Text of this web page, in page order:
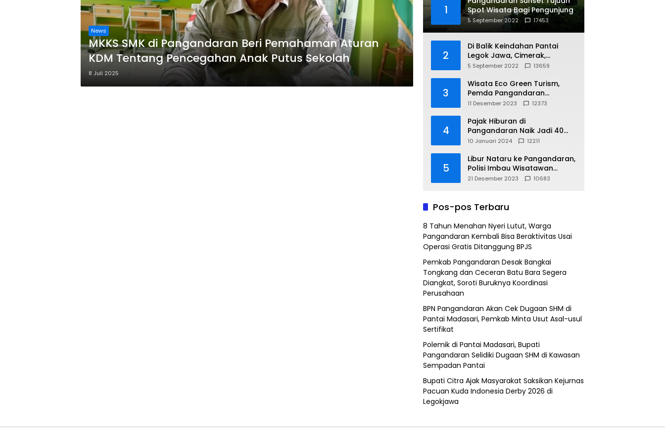
News
MKKS SMK di Pangandaran Beri Pemahaman Aturan
KDM Tentang Pencegahan Anak Putus Sekolah
8 Juli 2025
1
Spot Wisata Bagi Pengunjung
5 September 2022 17453
2
Di Balik Keindahan Pantai
Legok Jawa, Cimerak,
Pangandaran
5 September 2022 13659
3
Wisata Eco Green Turism,
Pemda Pangandaran
Gandeng PLN
11 Desember 2023 12373
4
Pajak Hiburan di
Pangandaran Naik Jadi 40
Persen
10 Januari 2024 12211
5
Libur Nataru ke Pangandaran,
Polisi Imbau Wisatawan
Gunakan Jalur Arteri
21 Desember 2023 10683
Pos-pos Terbaru
8 Tahun Menahan Nyeri Lutut, Warga
Pangandaran Kembali Bisa Beraktivitas Usai
Operasi Gratis Ditanggung BPJS
Pemkab Pangandaran Desak Bangkai
Tongkang dan Ceceran Batu Bara Segera
Diangkat, Soroti Buruknya Koordinasi
Perusahaan
BPN Pangandaran Akan Cek Dugaan SHM di
Pantai Madasari, Pemkab Minta Usut Asal-usul
Sertifikat
Polemik di Pantai Madasari, Bupati
Pangandaran Selidiki Dugaan SHM di Kawasan
Sempadan Pantai
Bupati Citra Ajak Masyarakat Saksikan Kejurnas
Pacuan Kuda Indonesia Derby 2026 di
Legokjawa